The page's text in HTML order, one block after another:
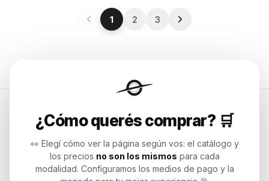
1 2 3
¿Cómo querés comprar? 🛒
👀 Elegí cómo ver la página según vos: el catálogo y
los precios no son los mismos para cada
modalidad. Configuramos los medios de pago y la
Soluciones de tecnología para
empresas, revendedores y personas.